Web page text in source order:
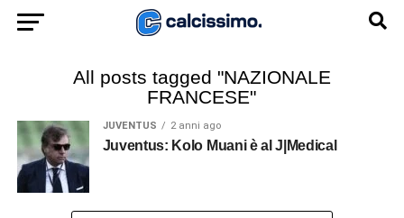
All posts tagged "NAZIONALE
FRANCESE"
JUVENTUS 2 anni ago
Juventus: Kolo Muani è al J|Medical